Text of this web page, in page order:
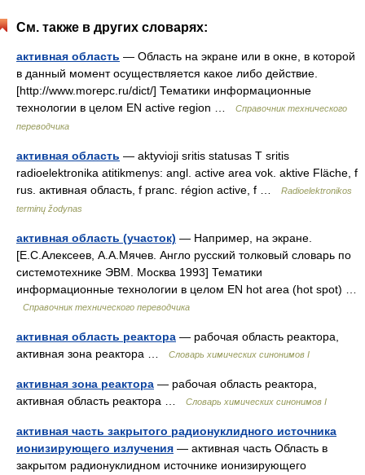
См. также в других словарях:
активная область — Область на экране или в окне, в которой
в данный момент осуществляется какое либо действие.
[http://www.morepc.ru/dict/] Тематики информационные
технологии в целом EN active region …
Справочник технического
переводчика
активная область — aktyvioji sritis statusas T sritis
radioelektronika atitikmenys: angl. active area vok. aktive Fläche, f
rus. активная область, f pranc. région active, f …
Radioelektronikos
terminų žodynas
активная область (участок) — Например, на экране.
[Е.С.Алексеев, А.А.Мячев. Англо русский толковый словарь по
системотехнике ЭВМ. Москва 1993] Тематики
информационные технологии в целом EN hot area (hot spot) …
Справочник технического переводчика
активная область реактора — рабочая область реактора,
активная зона реактора …
Cловарь химических синонимов I
активная зона реактора — рабочая область реактора,
активная область реактора …
Cловарь химических синонимов I
активная часть закрытого радионуклидного источника
ионизирующего излучения — активная часть Область в
закрытом радионуклидном источнике ионизирующего